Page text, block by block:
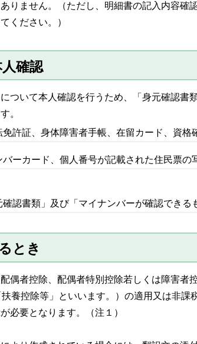
りません。（ただし、明細書の記入内容確
ください。）
確認
ついて本人確認を行うため、「身元確認書
。
許証、身体障害者手帳、在留カード、資格
ーカード、個人番号が記載された住民票の
認書類」及び「マイナンバーが確認できる
とき
偶者控除、配偶者特別控除若しくは障害者
養控除等」といいます。）の適用又は非課
必要となります。（注１）